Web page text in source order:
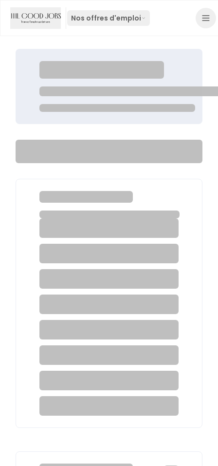
Nos offres d'emploi